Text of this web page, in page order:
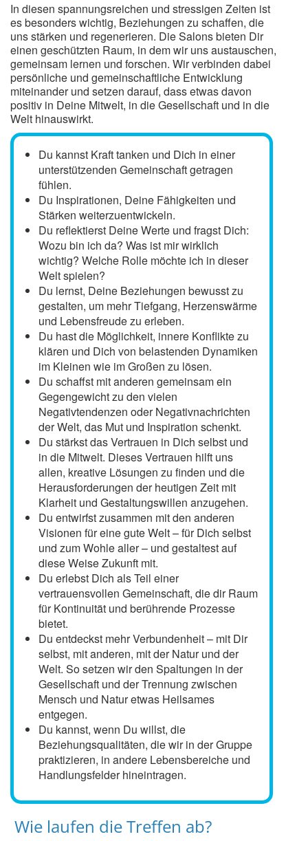
In diesen spannungsreichen und stressigen Zeiten ist
es besonders wichtig, Beziehungen zu schaffen, die
uns stärken und regenerieren. Die Salons bieten Dir
einen geschützten Raum, in dem wir uns austauschen,
gemeinsam lernen und forschen. Wir verbinden dabei
persönliche und gemeinschaftliche Entwicklung
miteinander und setzen darauf, dass etwas davon
positiv in Deine Mitwelt, in die Gesellschaft und in die
Welt hinauswirkt.
Du kannst Kraft tanken und Dich in einer
unterstützenden Gemeinschaft getragen
fühlen.
Du Inspirationen, Deine Fähigkeiten und
Stärken weiterzuentwickeln.
Du reflektierst Deine Werte und fragst Dich:
Wozu bin ich da? Was ist mir wirklich
wichtig? Welche Rolle möchte ich in dieser
Welt spielen?
Du lernst, Deine Beziehungen bewusst zu
gestalten, um mehr Tiefgang, Herzenswärme
und Lebensfreude zu erleben.
Du hast die Möglichkeit, innere Konflikte zu
klären und Dich von belastenden Dynamiken
im Kleinen wie im Großen zu lösen.
Du schaffst mit anderen gemeinsam ein
Gegengewicht zu den vielen
Negativtendenzen oder Negativnachrichten
der Welt, das Mut und Inspiration schenkt.
Du stärkst das Vertrauen in Dich selbst und
in die Mitwelt. Dieses Vertrauen hilft uns
allen, kreative Lösungen zu finden und die
Herausforderungen der heutigen Zeit mit
Klarheit und Gestaltungswillen anzugehen.
Du entwirfst zusammen mit den anderen
Visionen für eine gute Welt – für Dich selbst
und zum Wohle aller – und gestaltest auf
diese Weise Zukunft mit.
Du erlebst Dich als Teil einer
vertrauensvollen Gemeinschaft, die dir Raum
für Kontinuität und berührende Prozesse
bietet.
Du entdeckst mehr Verbundenheit – mit Dir
selbst, mit anderen, mit der Natur und der
Welt. So setzen wir den Spaltungen in der
Gesellschaft und der Trennung zwischen
Mensch und Natur etwas Heilsames
entgegen.
Du kannst, wenn Du willst, die
Beziehungsqualitäten, die wir in der Gruppe
praktizieren, in andere Lebensbereiche und
Handlungsfelder hineintragen.
Wie laufen die Treffen ab?